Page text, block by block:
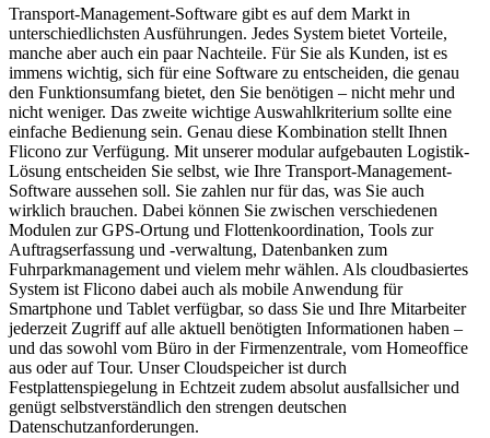
Transport-Management-Software gibt es auf dem Markt in
unterschiedlichsten Ausführungen. Jedes System bietet Vorteile,
manche aber auch ein paar Nachteile. Für Sie als Kunden, ist es
immens wichtig, sich für eine Software zu entscheiden, die genau
den Funktionsumfang bietet, den Sie benötigen – nicht mehr und
nicht weniger. Das zweite wichtige Auswahlkriterium sollte eine
einfache Bedienung sein. Genau diese Kombination stellt Ihnen
Flicono zur Verfügung. Mit unserer modular aufgebauten Logistik-
Lösung entscheiden Sie selbst, wie Ihre Transport-Management-
Software aussehen soll. Sie zahlen nur für das, was Sie auch
wirklich brauchen. Dabei können Sie zwischen verschiedenen
Modulen zur GPS-Ortung und Flottenkoordination, Tools zur
Auftragserfassung und -verwaltung, Datenbanken zum
Fuhrparkmanagement und vielem mehr wählen. Als cloudbasiertes
System ist Flicono dabei auch als mobile Anwendung für
Smartphone und Tablet verfügbar, so dass Sie und Ihre Mitarbeiter
jederzeit Zugriff auf alle aktuell benötigten Informationen haben –
und das sowohl vom Büro in der Firmenzentrale, vom Homeoffice
aus oder auf Tour. Unser Cloudspeicher ist durch
Festplattenspiegelung in Echtzeit zudem absolut ausfallsicher und
genügt selbstverständlich den strengen deutschen
Datenschutzanforderungen.